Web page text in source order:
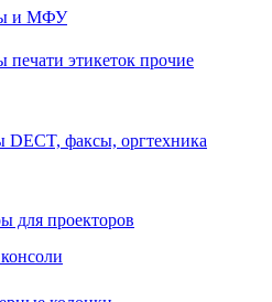
и МФУ
печати этикеток прочие
DECT, факсы, оргтехника
для проекторов